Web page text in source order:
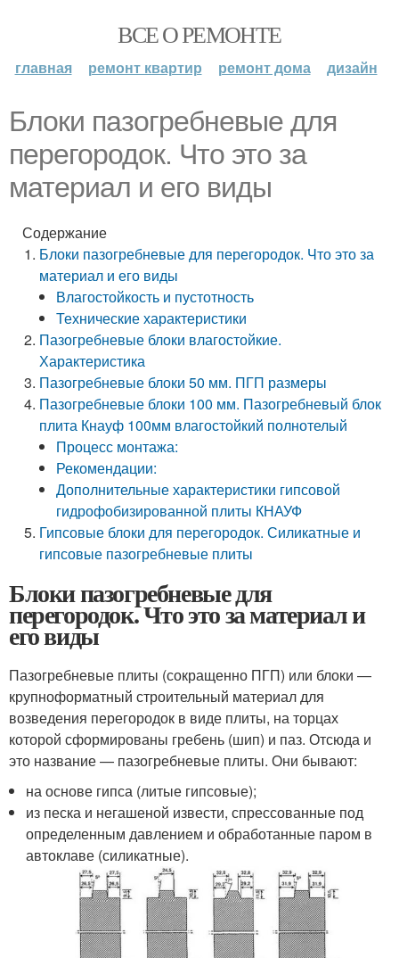
ВСЕ О РЕМОНТЕ
главная ремонт квартир ремонт дома дизайн
Блоки пазогребневые для
перегородок. Что это за
материал и его виды
Содержание
Блоки пазогребневые для перегородок. Что это за
материал и его виды
Влагостойкость и пустотность
Технические характеристики
Пазогребневые блоки влагостойкие.
Характеристика
Пазогребневые блоки 50 мм. ПГП размеры
Пазогребневые блоки 100 мм. Пазогребневый блок
плита Кнауф 100мм влагостойкий полнотелый
Процесс монтажа:
Рекомендации:
Дополнительные характеристики гипсовой
гидрофобизированной плиты КНАУФ
Гипсовые блоки для перегородок. Силикатные и
гипсовые пазогребневые плиты
Блоки пазогребневые для
перегородок. Что это за материал и
его виды
Пазогребневые плиты (сокращенно ПГП) или блоки —
крупноформатный строительный материал для
возведения перегородок в виде плиты, на торцах
которой сформированы гребень (шип) и паз. Отсюда и
это название — пазогребневые плиты. Они бывают:
на основе гипса (литые гипсовые);
из песка и негашеной извести, спрессованные под
определенным давлением и обработанные паром в
автоклаве (силикатные).